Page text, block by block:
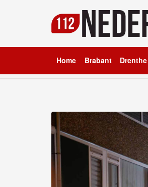
Home Brabant Drenthe